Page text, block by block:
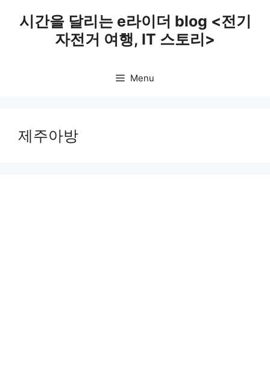
시간을 달리는 e라이더 blog <전기
자전거 여행, IT 스토리>
Menu
제주아방